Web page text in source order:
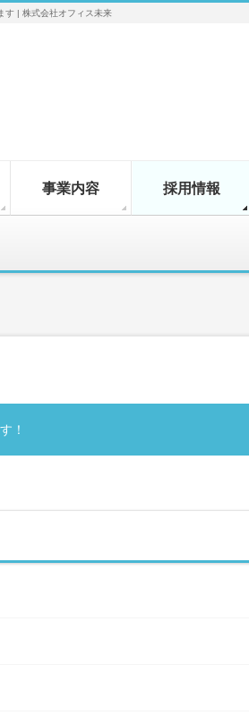
す | 株式会社オフィス未来
事業内容 採用情報
！